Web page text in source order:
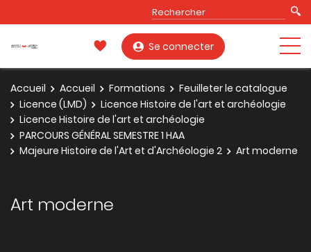
Se connecter
Accueil Accueil Formations
Feuilleter le catalogue
Licence (LMD)
Licence Histoire de l'art et archéologie
Licence Histoire de l'art et archéologie
PARCOURS GÉNÉRAL SEMESTRE 1 HAA
Majeure Histoire de l'Art et d'Archéologie 2
Art moderne
Art moderne